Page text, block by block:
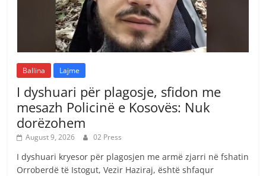
Ballina Lajme
I dyshuari për plagosje, sfidon me
mesazh Policinë e Kosovës: Nuk
dorëzohem
August 9, 2026 02 Press
I dyshuari kryesor për plagosjen me armë zjarri në fshatin
Orroberdë të Istogut, Vezir Haziraj, është shfaqur